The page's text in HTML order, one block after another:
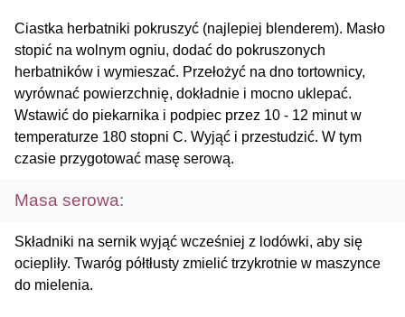
Ciastka herbatniki pokruszyć (najlepiej blenderem). Masło
stopić na wolnym ogniu, dodać do pokruszonych
herbatników i wymieszać. Przełożyć na dno tortownicy,
wyrównać powierzchnię, dokładnie i mocno uklepać.
Wstawić do piekarnika i podpiec przez 10 - 12 minut w
temperaturze 180 stopni C. Wyjąć i przestudzić. W tym
czasie przygotować masę serową.
Masa serowa:
Składniki na sernik wyjąć wcześniej z lodówki, aby się
ociepliły. Twaróg półtłusty zmielić trzykrotnie w maszynce
do mielenia.